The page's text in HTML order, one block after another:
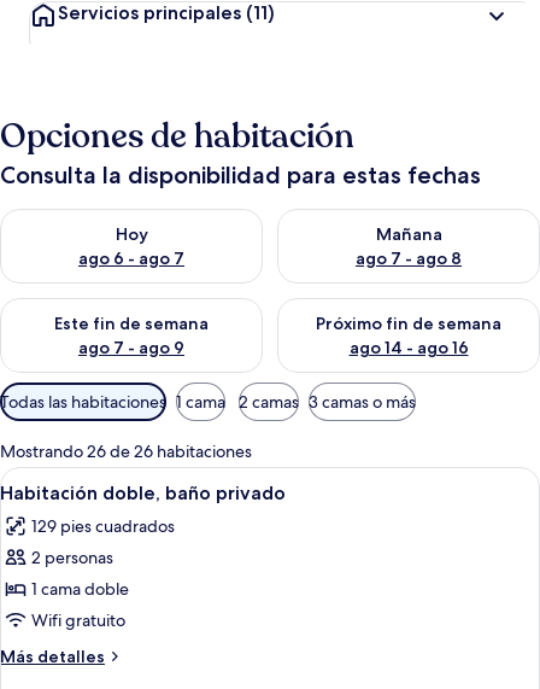
Servicios principales (11)
Opciones de habitación
Consulta la disponibilidad para estas fechas
Hoy
ago 6 - ago 7
Consulta la disponibilidad para hoy ago 6 - ago 7
Mañana
ago 7 - ago 8
Consulta la disponibilidad
Este fin de semana
ago 7 - ago 9
Consulta la disponibilidad para este fin de semana ago 7 -
Próximo fin de semana
ago 14 - ago 16
Consulta la disponibilidad
Filtros
disponibles
para
las
habitaciones
Todas las habitaciones 1 cama 2 camas 3 camas o más
Mostrando 26 de 26 habitaciones
Abrir
todas
las
fotos
de
Habitación
doble,
baño
Una cama con sábanas y
5
Habitación doble, baño privado
129 pies cuadrados
2 personas
1 cama doble
Wifi gratuito
Más detalles
Más